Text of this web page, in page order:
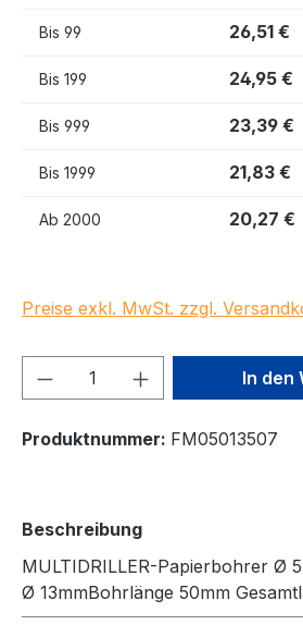
Bis 99 26,51 €
Bis 199 24,95 €
Bis 999 23,39 €
Bis 1999 21,83 €
Ab 2000 20,27 €
Preise exkl. MwSt. zzgl.
Produkt Anzahl: GibIn den
Produktnummer: FM05013507
Beschreibung
MULTIDRILLER-Papierbohrer Ø
Ø 13mmBohrlänge 50mm